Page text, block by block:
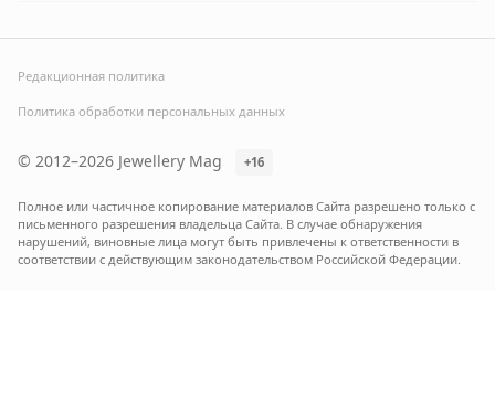
© 2012–2026 Jewellery Mag +16
Редакционная политика
Политика обработки персональных данных
Полное или частичное копирование материалов Сайта разрешено только с
письменного разрешения владельца Сайта. В случае обнаружения
нарушений, виновные лица могут быть привлечены к ответственности в
соответствии с действующим законодательством Российской Федерации.